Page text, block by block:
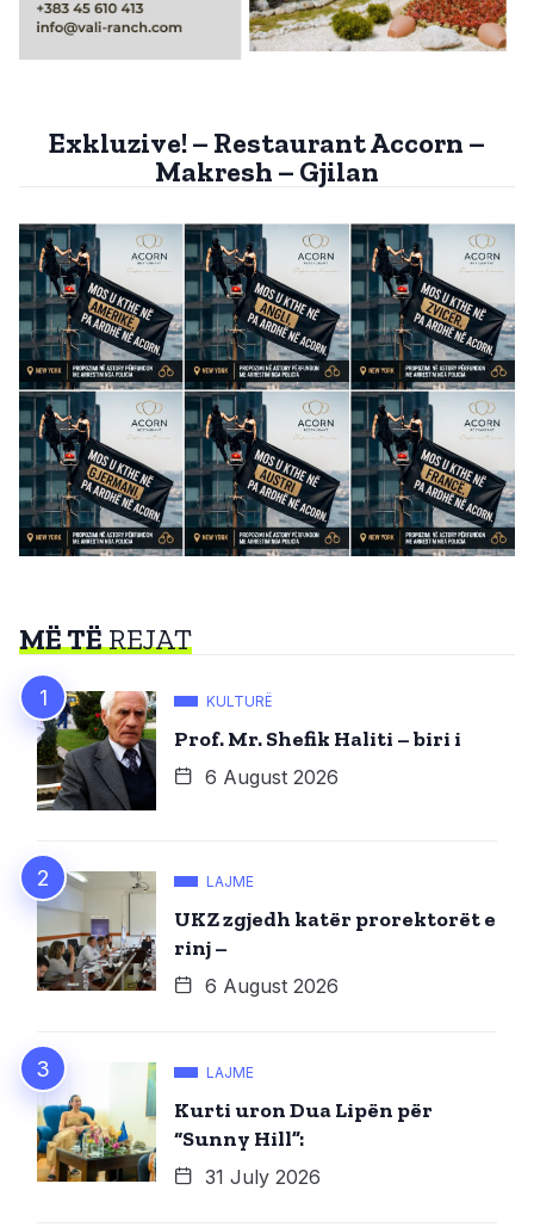
Exkluzive! – Restaurant Accorn –
Makresh – Gjilan
MË TËREJAT
KULTURË
Prof. Mr. Shefik Haliti – biri i
6 August 2026
LAJME
UKZ zgjedh katër prorektorët e
rinj –
6 August 2026
LAJME
Kurti uron Dua Lipën për
“Sunny Hill”:
31 July 2026